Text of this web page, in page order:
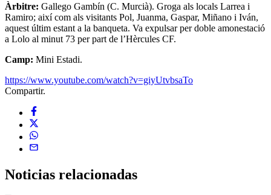
Àrbitre: Gallego Gambín (C. Murcià). Groga als locals Larrea i
Ramiro; així com als visitants Pol, Juanma, Gaspar, Miñano i Iván,
aquest últim estant a la banqueta. Va expulsar per doble amonestació
a Lolo al minut 73 per part de l’Hèrcules CF.
Camp: Mini Estadi.
https://www.youtube.com/watch?v=giyUtvbsaTo
Compartir.
Noticias relacionadas